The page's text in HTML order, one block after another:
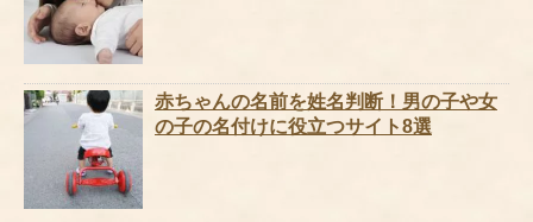
赤ちゃんの名前を姓名判断！男の子や女
の子の名付けに役立つサイト8選